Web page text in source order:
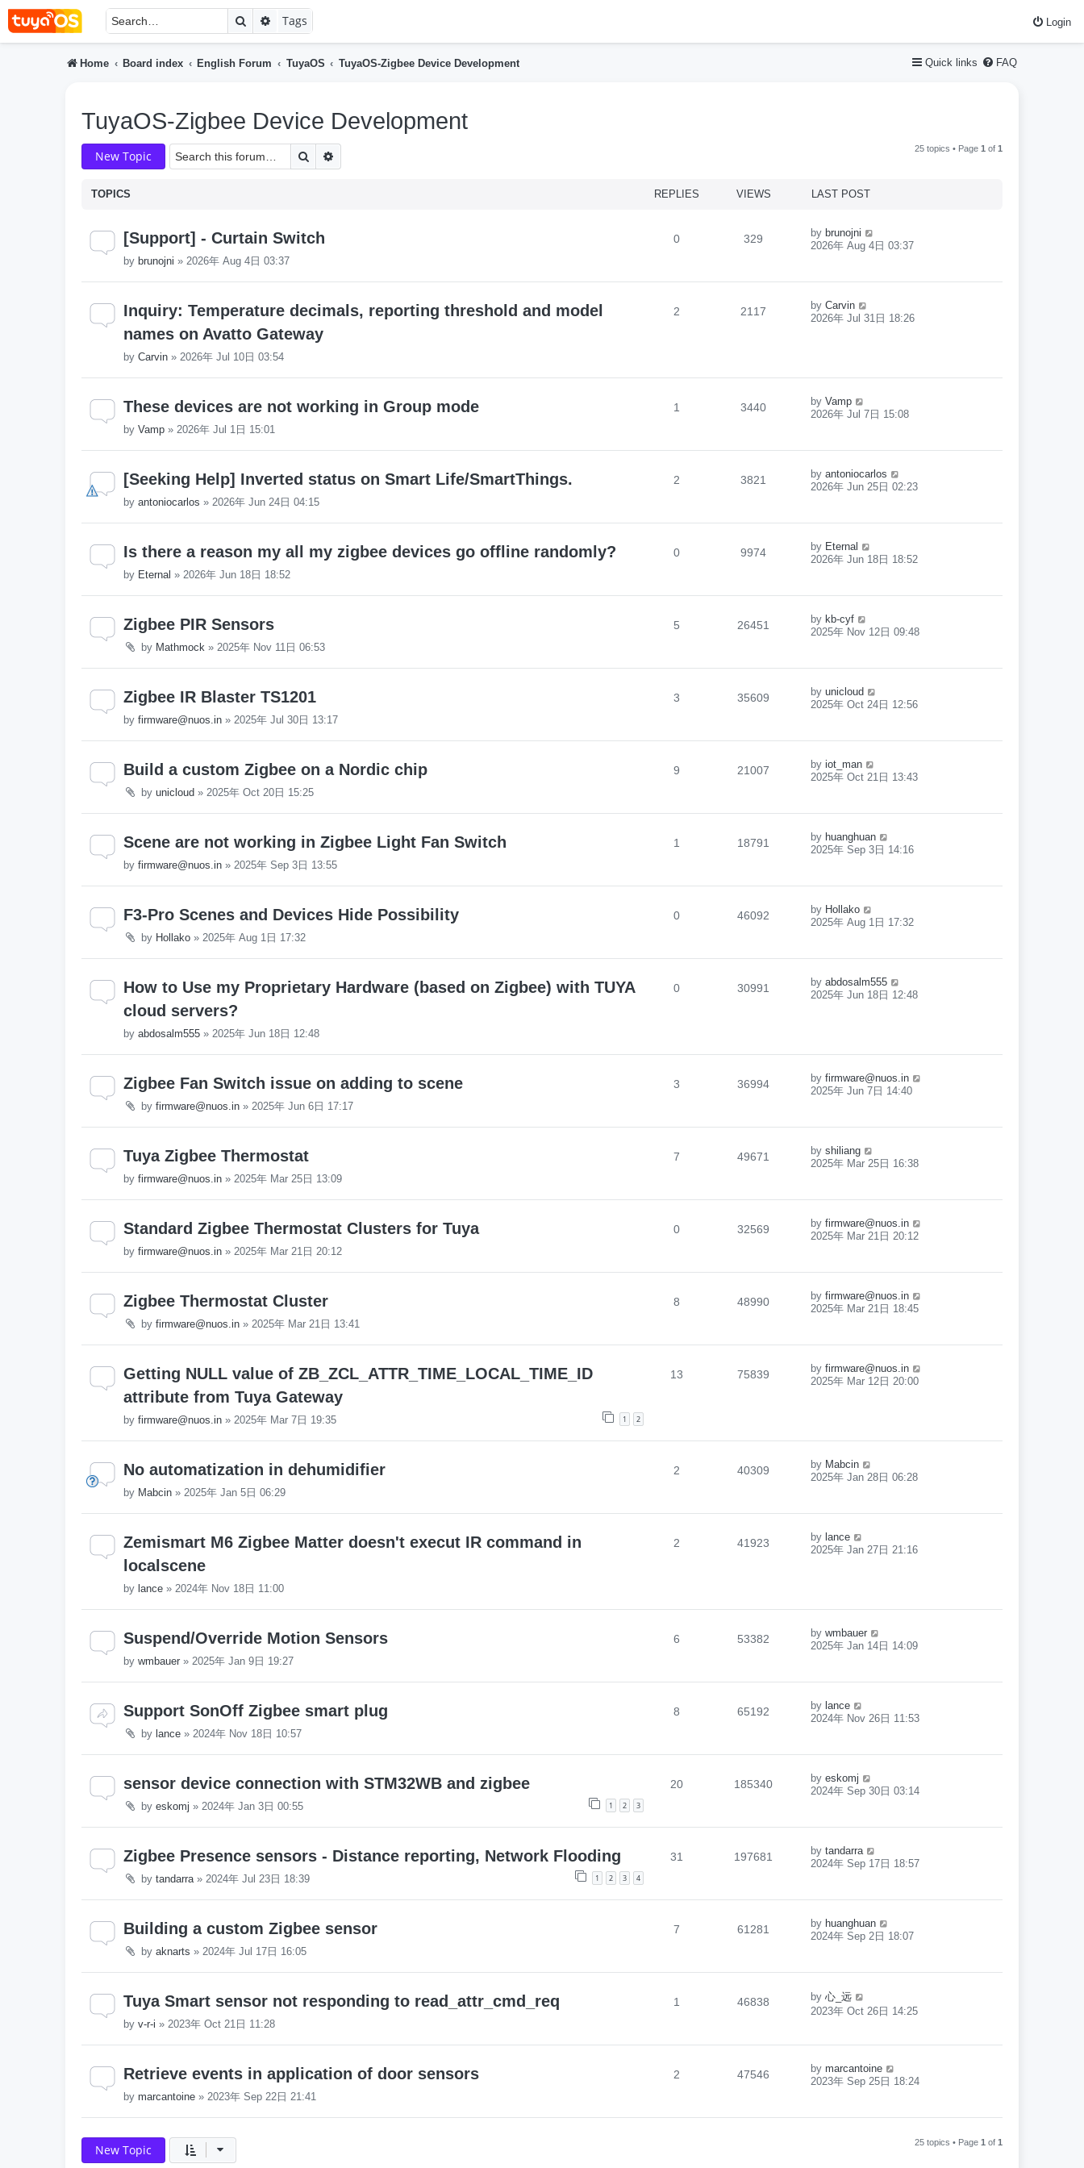
Login
SearchAdvanced search
Tags
Quick links FAQ
Home Board index English Forum TuyaOS TuyaOS-Zigbee Device Development
TuyaOS-Zigbee Device Development
New Topic Search 25 topics • Page 1 of 1
TOPICS REPLIES VIEWS LAST POST
[Support] - Curtain Switch
by brunojni » 2026年 Aug 4日 03:37
0 329 by brunojni
2026年 Aug 4日 03:37
Inquiry: Temperature decimals, reporting threshold and model
names on Avatto Gateway
by Carvin » 2026年 Jul 10日 03:54
2 2117 by Carvin
2026年 Jul 31日 18:26
These devices are not working in Group mode
by Vamp » 2026年 Jul 1日 15:01
1 3440 by Vamp
2026年 Jul 7日 15:08
[Seeking Help] Inverted status on Smart Life/SmartThings.
by antoniocarlos » 2026年 Jun 24日 04:15
2 3821 by antoniocarlos
2026年 Jun 25日 02:23
Is there a reason my all my zigbee devices go offline randomly?
by Eternal » 2026年 Jun 18日 18:52
0 9974 by Eternal
2026年 Jun 18日 18:52
Zigbee PIR Sensors
by Mathmock » 2025年 Nov 11日 06:53
5 26451 by kb-cyf
2025年 Nov 12日 09:48
Zigbee IR Blaster TS1201
by firmware@nuos.in » 2025年 Jul 30日 13:17
3 35609 by unicloud
2025年 Oct 24日 12:56
Build a custom Zigbee on a Nordic chip
by unicloud » 2025年 Oct 20日 15:25
9 21007 by iot_man
2025年 Oct 21日 13:43
Scene are not working in Zigbee Light Fan Switch
by firmware@nuos.in » 2025年 Sep 3日 13:55
1 18791 by huanghuan
2025年 Sep 3日 14:16
F3-Pro Scenes and Devices Hide Possibility
by Hollako » 2025年 Aug 1日 17:32
0 46092 by Hollako
2025年 Aug 1日 17:32
How to Use my Proprietary Hardware (based on Zigbee) with TUYA
cloud servers?
by abdosalm555 » 2025年 Jun 18日 12:48
0 30991 by abdosalm555
2025年 Jun 18日 12:48
Zigbee Fan Switch issue on adding to scene
by firmware@nuos.in » 2025年 Jun 6日 17:17
3 36994 by firmware@nuos.in
2025年 Jun 7日 14:40
Tuya Zigbee Thermostat
by firmware@nuos.in » 2025年 Mar 25日 13:09
7 49671 by shiliang
2025年 Mar 25日 16:38
Standard Zigbee Thermostat Clusters for Tuya
by firmware@nuos.in » 2025年 Mar 21日 20:12
0 32569 by firmware@nuos.in
2025年 Mar 21日 20:12
Zigbee Thermostat Cluster
by firmware@nuos.in » 2025年 Mar 21日 13:41
8 48990 by firmware@nuos.in
2025年 Mar 21日 18:45
Getting NULL value of ZB_ZCL_ATTR_TIME_LOCAL_TIME_ID
attribute from Tuya Gateway
by firmware@nuos.in » 2025年 Mar 7日 19:35 1 2
13 75839 by firmware@nuos.in
2025年 Mar 12日 20:00
No automatization in dehumidifier
by Mabcin » 2025年 Jan 5日 06:29
2 40309 by Mabcin
2025年 Jan 28日 06:28
Zemismart M6 Zigbee Matter doesn't execut IR command in
localscene
by lance » 2024年 Nov 18日 11:00
2 41923 by lance
2025年 Jan 27日 21:16
Suspend/Override Motion Sensors
by wmbauer » 2025年 Jan 9日 19:27
6 53382 by wmbauer
2025年 Jan 14日 14:09
Support SonOff Zigbee smart plug
by lance » 2024年 Nov 18日 10:57
8 65192 by lance
2024年 Nov 26日 11:53
sensor device connection with STM32WB and zigbee
by eskomj » 2024年 Jan 3日 00:55 1 2 3
20 185340 by eskomj
2024年 Sep 30日 03:14
Zigbee Presence sensors - Distance reporting, Network Flooding
by tandarra» 2024年 Jul 23日 18:39 1 2 3 4
31 197681 by tandarra
2024年 Sep 17日 18:57
Building a custom Zigbee sensor
by aknarts » 2024年 Jul 17日 16:05
7 61281 by huanghuan
2024年 Sep 2日 18:07
Tuya Smart sensor not responding to read_attr_cmd_req
by v-r-i » 2023年 Oct 21日 11:28
1 46838 by 心_远
2023年 Oct 26日 14:25
Retrieve events in application of door sensors
by marcantoine » 2023年 Sep 22日 21:41
2 47546 by marcantoine
2023年 Sep 25日 18:24
New Topic 25 topics • Page 1 of 1